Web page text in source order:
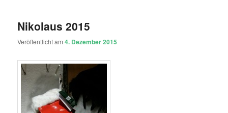
Nikolaus 2015
Veröffentlicht am4. Dezember 2015